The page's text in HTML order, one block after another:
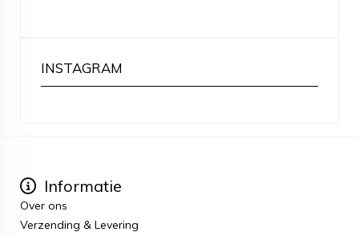
INSTAGRAM
Informatie
Over ons
Verzending & Levering